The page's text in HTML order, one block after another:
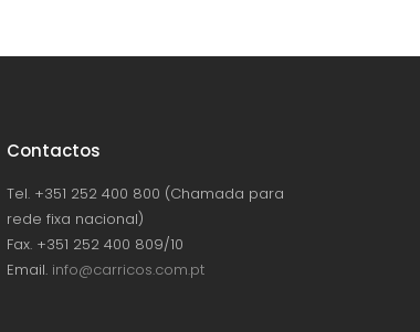
Contactos
Tel. +351 252 400 800 (Chamada para
rede fixa nacional)
Fax. +351 252 400 809/10
Email. info@carricos.com.pt